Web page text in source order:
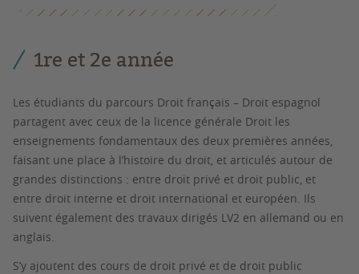
1re et 2e année
Les étudiants du parcours Droit français – Droit espagnol
partagent avec ceux de la licence générale Droit les
enseignements fondamentaux des deux premières années,
faisant une place à l’histoire du droit, et articulés autour de
grandes distinctions : entre droit privé et droit public, et
entre droit interne et droit international et européen. Ils
suivent également des travaux dirigés LV2 en allemand ou en
anglais.
S’y ajoutent des cours de droit privé et de droit public